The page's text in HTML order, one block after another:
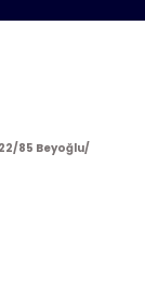
85 Beyoğlu/